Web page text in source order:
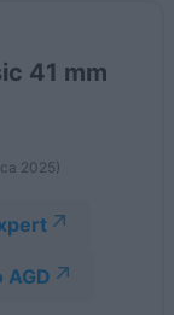
41 mm
2025)
AGD